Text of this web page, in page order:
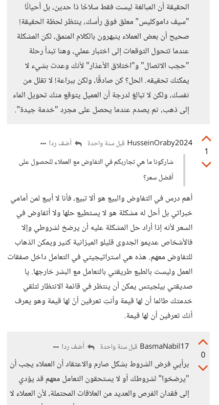
الحقيقة أن المبالغة ليست فقط سلاحًا ذا حدين، بل أحيانًا
"سيف داموكليس" معلق فوق رأسك، ينتظر لحظة الحقيقة!
صحيح أن بعض العملاء ينبهرون بالكلام المنمق، لكن المشكلة
عندما تتحول التوقعات إلى اختبار عملي، وهنا تبدأ رحلة
"حجب الاتصال" و"اختلاق الأعذار" لأنك وعدت بشيء لا
يمكنك تحقيقه. الحل؟ كن صادقًا، ولكن ببراعة! لا تقلل من
نفسك، ولكن لا تبالغ لدرجة أن العميل يتوقع منك تحويل الماء
إلى ذهب، ثم يصدم عندما يحصل على مجرد "خدمة جيدة".
1
HusseinOraby2024 قبل سنة واحدة
أضف ردا
شاركونا ما هي تجاربكم في التفاوض مع العملاء للحصول على
أفضل سعر؟
أهم درس في التفاوض والبيع هو ألا تبيع، فأنا لا أبيع لمن أمامي
خبراتي بل أحل له مشكلة هو لا يستطيع حلها ولا أتفاوض في
السعر لأنه إذا أراد حل المشكلة عليه أن يرضخ لشروطي وإلا
فالأشخاص عديمو الجدوى قليلو الميزانية كثير ويمكن الذهاب
للتفاوض معهم. هذه هي استراتيجيتي في التعامل داخل صفقات
العمل وليست بالطبع طريقتي بالتعامل مع البشر خارجها. يا
صديقتي بيلجيتس يمكن أن ينتظر في قائمة الانتظار لتلقي
خدمتك طالما أن لها قيمة وأنتِ تعرفين أنّ لها قيمة وهو يعرف
أنك تعرفين أن لها قيمة.
0
BasmaNabil17 قبل سنة واحدة أضف ردا
برأيي فرض الشروط بشكل صارم والاعتقاد أن العملاء يجب أن
"يرضخوا" لشروطك أو لا يستحقون التعامل معهم قد يؤدي
إلى فقدان الفرص والعديد من العلاقات المحتملة، لأن العملاء لا